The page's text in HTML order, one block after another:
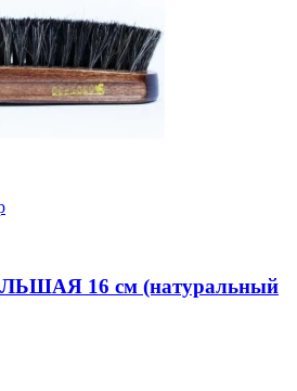
16 см (натуральный